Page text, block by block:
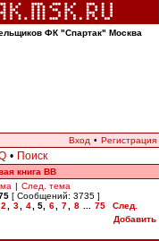
ФК "Спартак" Москва
Вход • Регистрация
• Поиск
книга ВВ
| След. тема
[ Сообщений: 3735 ]
2 3 4 5, 6 7 8 75
След.
Добавить